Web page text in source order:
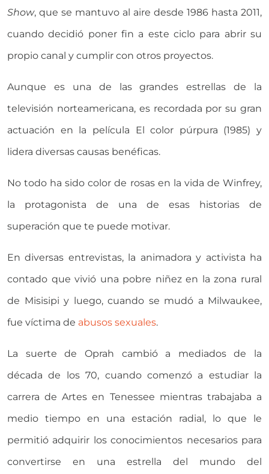
Show, que se mantuvo al aire desde 1986 hasta 2011,
cuando decidió poner fin a este ciclo para abrir su
propio canal y cumplir con otros proyectos.
Aunque es una de las grandes estrellas de la
televisión norteamericana, es recordada por su gran
actuación en la película El color púrpura (1985) y
lidera diversas causas benéficas.
No todo ha sido color de rosas en la vida de Winfrey,
la protagonista de una de esas historias de
superación que te puede motivar.
En diversas entrevistas, la animadora y activista ha
contado que vivió una pobre niñez en la zona rural
de Misisipi y luego, cuando se mudó a Milwaukee,
fue víctima de abusos sexuales.
La suerte de Oprah cambió a mediados de la
década de los 70, cuando comenzó a estudiar la
carrera de Artes en Tenessee mientras trabajaba a
medio tiempo en una estación radial, lo que le
permitió adquirir los conocimientos necesarios para
convertirse en una estrella del mundo del